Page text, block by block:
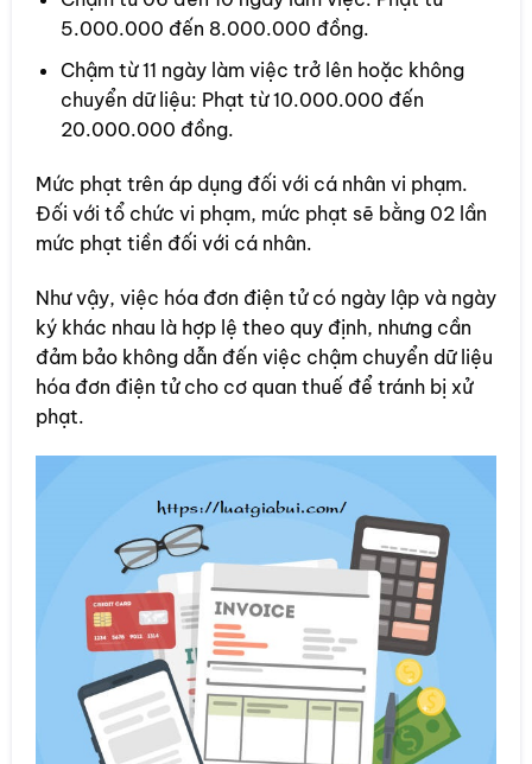
5.000.000 đến 8.000.000 đồng.
Chậm từ 11 ngày làm việc trở lên hoặc không
chuyển dữ liệu: Phạt từ 10.000.000 đến
20.000.000 đồng.
Mức phạt trên áp dụng đối với cá nhân vi phạm.
Đối với tổ chức vi phạm, mức phạt sẽ bằng 02 lần
mức phạt tiền đối với cá nhân.
Như vậy, việc hóa đơn điện tử có ngày lập và ngày
ký khác nhau là hợp lệ theo quy định, nhưng cần
đảm bảo không dẫn đến việc chậm chuyển dữ liệu
hóa đơn điện tử cho cơ quan thuế để tránh bị xử
phạt.